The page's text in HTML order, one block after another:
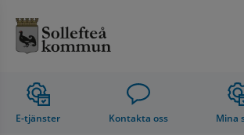
E-tjänster Kontakta oss Mina